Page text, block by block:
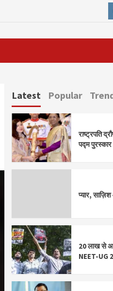
Latest Popular
राष्ट्रपति
पद्म पुरस्कार
प्यार,
20 लाख से
NEET-UG